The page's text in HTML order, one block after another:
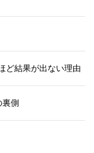
ど結果が出ない理由
裏側